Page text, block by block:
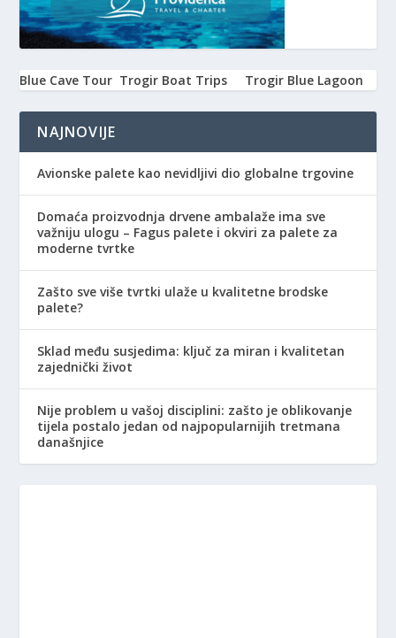
Blue Cave Tour Trogir Boat Trips Trogir Blue Lagoon
NAJNOVIJE
Avionske palete kao nevidljivi dio globalne trgovine
Domaća proizvodnja drvene ambalaže ima sve
važniju ulogu – Fagus palete i okviri za palete za
moderne tvrtke
Zašto sve više tvrtki ulaže u kvalitetne brodske
palete?
Sklad među susjedima: ključ za miran i kvalitetan
zajednički život
Nije problem u vašoj disciplini: zašto je oblikovanje
tijela postalo jedan od najpopularnijih tretmana
današnjice